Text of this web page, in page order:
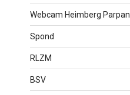
Webcam Heimberg Parpan
Spond
RLZM
BSV